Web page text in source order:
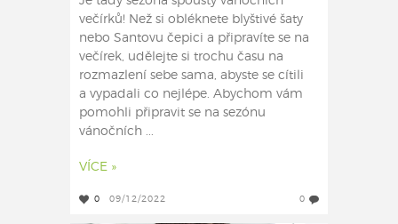
večírků! Než si obléknete blyštivé šaty
nebo Santovu čepici a připravíte se na
večírek, udělejte si trochu času na
rozmazlení sebe sama, abyste se cítili
a vypadali co nejlépe. Abychom vám
pomohli připravit se na sezónu
vánočních ...
VÍCE »
0 09/12/2022 0